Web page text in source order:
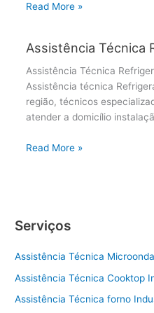
Read More »
Assistência Técnica
Assistência Técnica
Assistência técnica
região, técnicos
atender a domicílio
Read More »
Serviços
Assistência Técnica
Assistência Técnica Cooktop
Assistência Técnica forno